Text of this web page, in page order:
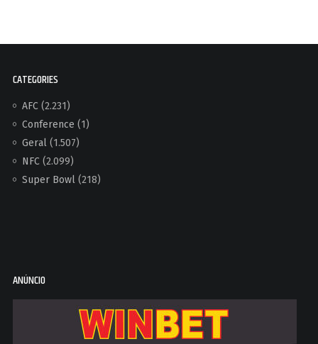
CATEGORIES
AFC(2.231)
Conference (1)
Geral(1.507)
NFC(2.099)
Super Bowl(218)
ANÚNCIO